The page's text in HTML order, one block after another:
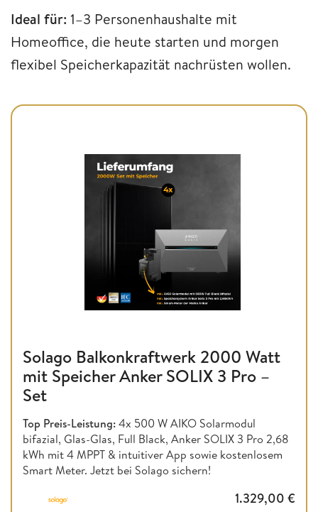
Ideal für: 1–3 Personenhaushalte mit
Homeoffice, die heute starten und morgen
flexibel Speicherkapazität nachrüsten wollen.
Solago Balkonkraftwerk 2000 Watt
mit Speicher Anker SOLIX 3 Pro –
Set
Top Preis-Leistung:4x 500 W AIKO Solarmodul
bifazial, Glas-Glas, Full Black, Anker SOLIX 3 Pro 2,68
kWh mit 4 MPPT & intuitiver App sowie kostenlosem
Smart Meter. Jetzt bei Solago sichern!
1.329,00 €